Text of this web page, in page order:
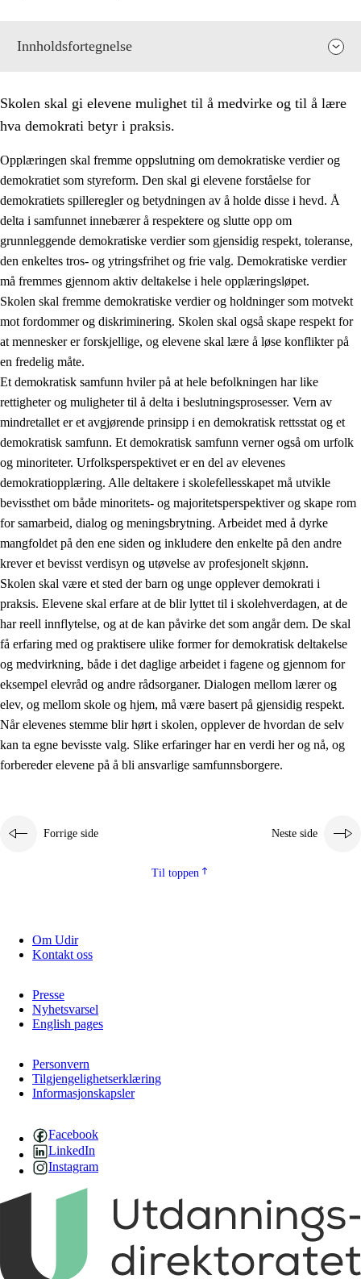
Innholdsfortegnelse
1. Opplæringens verdigrunnlag
1.1 Menneskeverdet
1.2 Identitet og kulturelt mangfold
1.3 Kritisk tenkning og etisk bevissthet
1.4 Skaperglede, engasjement og utforskertrang
1.5 Respekt for naturen og miljøbevissthet
Skolen skal gi elevene mulighet til å medvirke og til å lære
hva demokrati betyr i praksis.
Opplæringen skal fremme oppslutning om demokratiske verdier og
demokratiet som styreform. Den skal gi elevene forståelse for
demokratiets spilleregler og betydningen av å holde disse i hevd. Å
delta i samfunnet innebærer å respektere og slutte opp om
grunnleggende demokratiske verdier som gjensidig respekt, toleranse,
den enkeltes tros- og ytringsfrihet og frie valg. Demokratiske verdier
må fremmes gjennom aktiv deltakelse i hele opplæringsløpet.
Skolen skal fremme demokratiske verdier og holdninger som motvekt
mot fordommer og diskriminering. Skolen skal også skape respekt for
at mennesker er forskjellige, og elevene skal lære å løse konflikter på
en fredelig måte.
Et demokratisk samfunn hviler på at hele befolkningen har like
rettigheter og muligheter til å delta i beslutningsprosesser. Vern av
mindretallet er et avgjørende prinsipp i en demokratisk rettsstat og et
demokratisk samfunn. Et demokratisk samfunn verner også om urfolk
og minoriteter. Urfolksperspektivet er en del av elevenes
demokratiopplæring. Alle deltakere i skolefellesskapet må utvikle
bevissthet om både minoritets- og majoritetsperspektiver og skape rom
for samarbeid, dialog og meningsbrytning. Arbeidet med å dyrke
mangfoldet på den ene siden og inkludere den enkelte på den andre
krever et bevisst verdisyn og utøvelse av profesjonelt skjønn.
Skolen skal være et sted der barn og unge opplever demokrati i
praksis. Elevene skal erfare at de blir lyttet til i skolehverdagen, at de
har reell innflytelse, og at de kan påvirke det som angår dem. De skal
få erfaring med og praktisere ulike former for demokratisk deltakelse
og medvirkning, både i det daglige arbeidet i fagene og gjennom for
eksempel elevråd og andre rådsorganer. Dialogen mellom lærer og
elev, og mellom skole og hjem, må være basert på gjensidig respekt.
Når elevenes stemme blir hørt i skolen, opplever de hvordan de selv
kan ta egne bevisste valg. Slike erfaringer har en verdi her og nå, og
forbereder elevene på å bli ansvarlige samfunnsborgere.
Forrige side Neste side
Til toppen
Om Udir
Kontakt oss
Presse
Nyhetsvarsel
English pages
Personvern
Tilgjengelighetserklæring
Informasjonskapsler
Facebook
LinkedIn
Instagram